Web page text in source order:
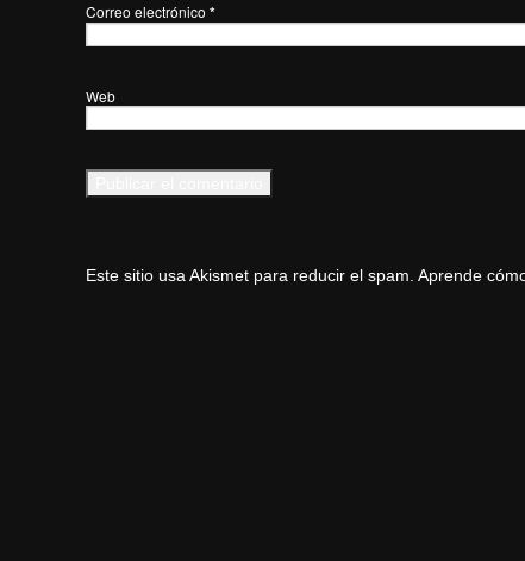
Correo electrónico *
Web
Este sitio usa Akismet para reducir el spam. Aprende